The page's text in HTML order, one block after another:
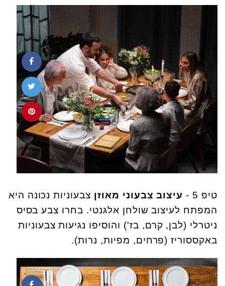
טיפ 5 - עיצוב צבעוני מאוזן צבעוניות נכונה היא
המפתח לעיצוב שולחן אלגנטי. בחרו צבע בסיס
ניטרלי (לבן, קרם, בז') והוסיפו נגיעות צבעוניות
באקססוריז (פרחים, מפיות, נרות).